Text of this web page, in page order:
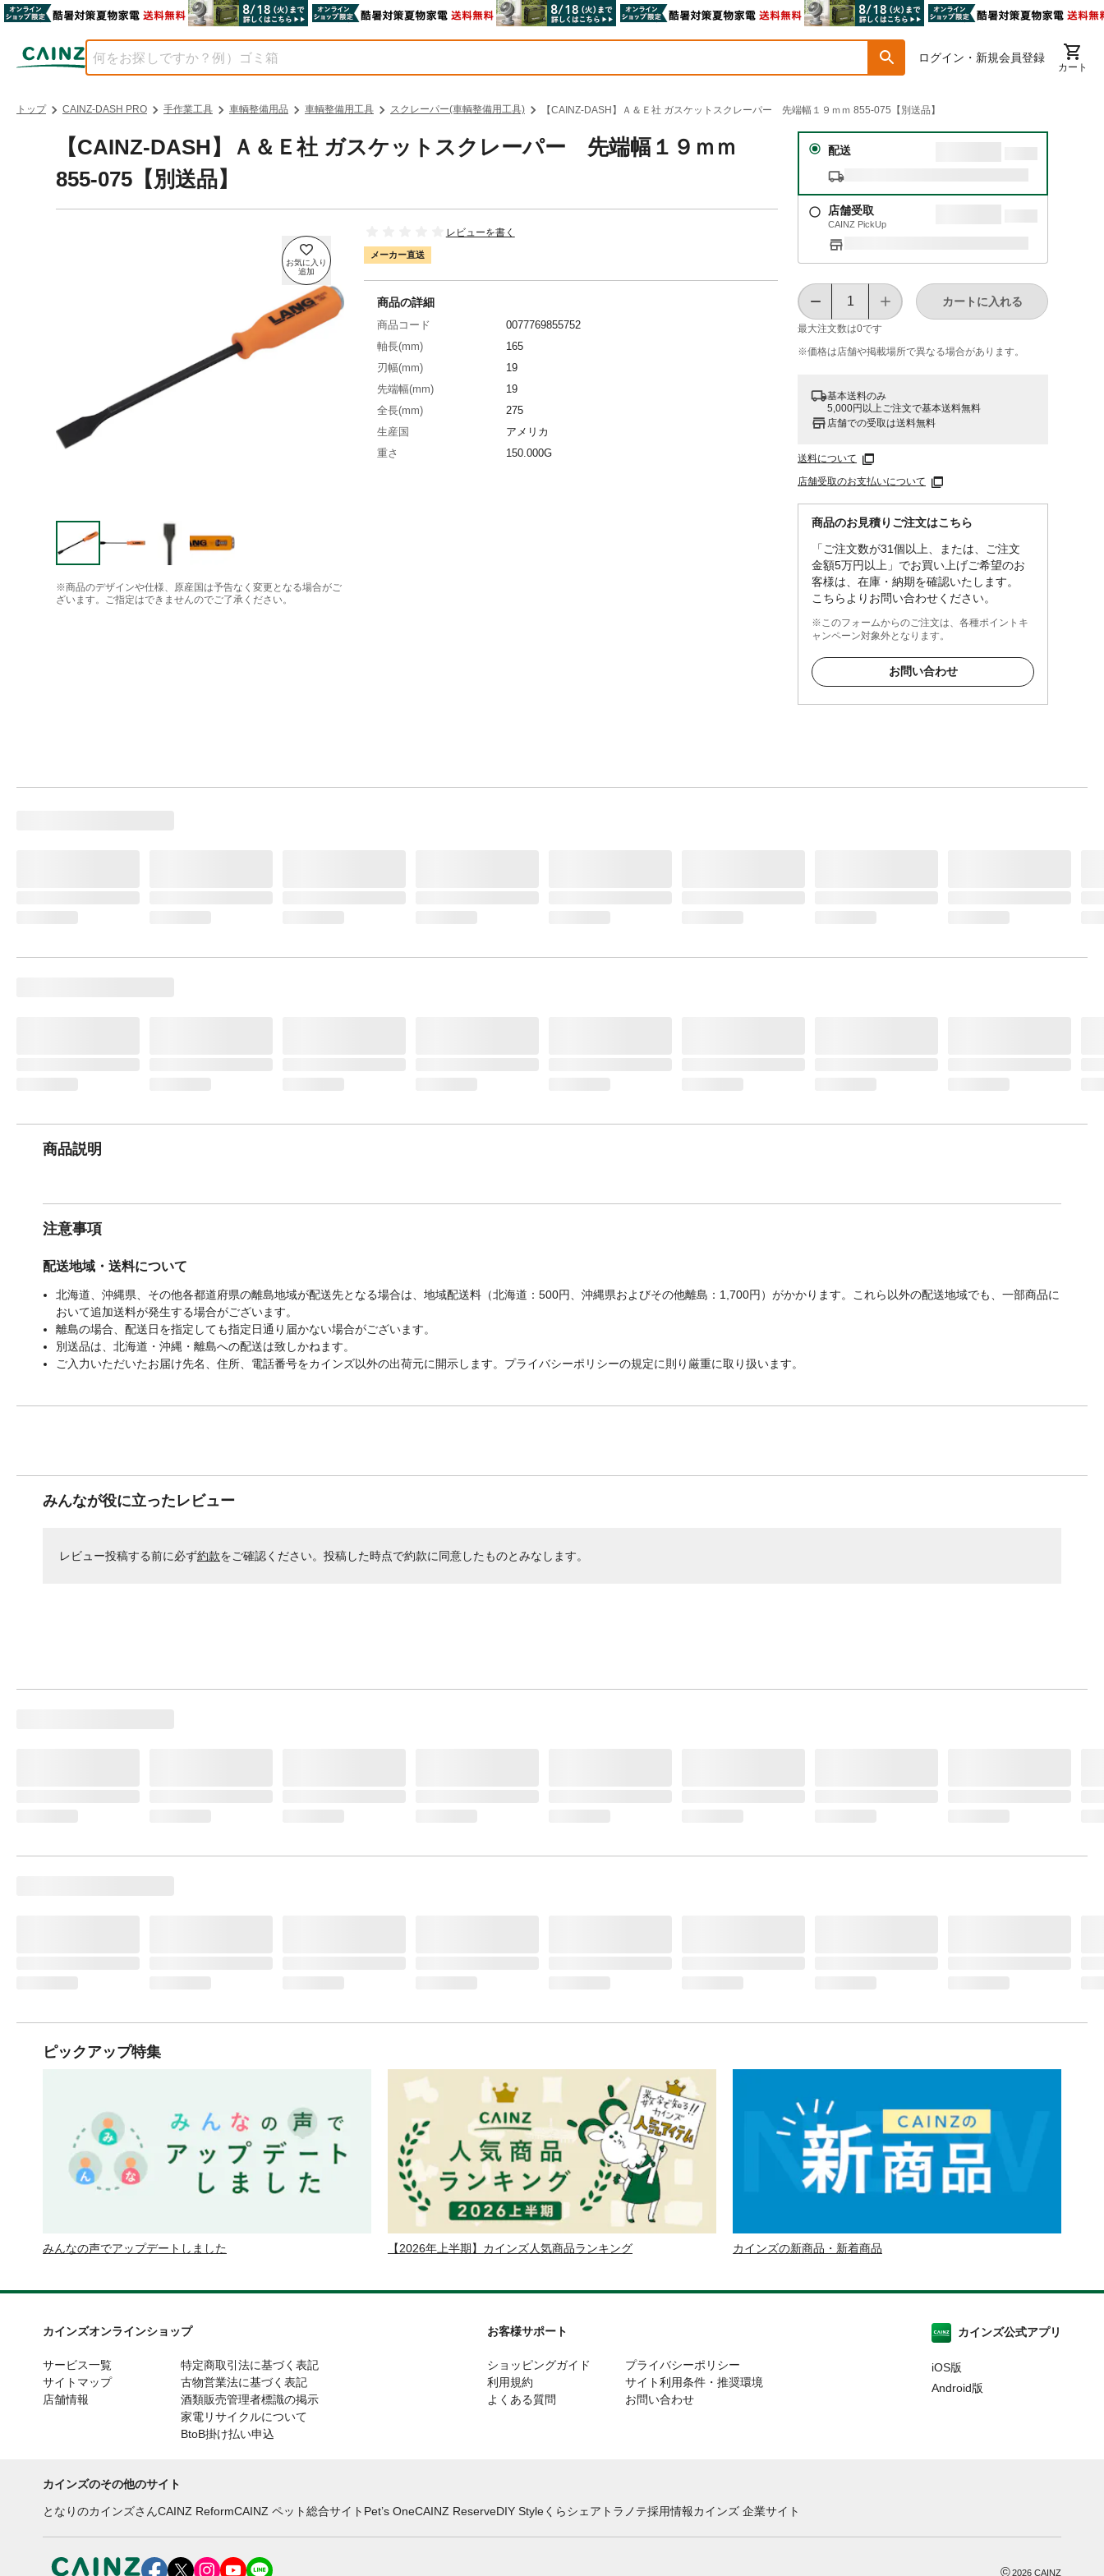
ログイン・新規会員登録
カート
トップ CAINZ-DASH PRO 手作業工具 車輌整備用品 車輌整備用工具 スクレーパー(車輌整備用工具) 【CAINZ-DASH】Ａ＆Ｅ社 ガスケットスクレーパー 先端幅１９ｍｍ 855-075【別送品】
【CAINZ-DASH】Ａ＆Ｅ社 ガスケットスクレーパー 先端幅１９ｍｍ
855-075【別送品】
※商品のデザインや仕様、原産国は予告なく変更となる場合がご
ざいます。ご指定はできませんのでご了承ください。
レビューを書く
メーカー直送
配送
店舗受取
CAINZ PickUp
最大注文数は0です
カートに入れる
※価格は​店舗や​掲載場所で​異なる​場合が​あります。
基本送料のみ
5,000円以上ご注文で基本送料無料
店舗での受取は送料無料
送料について
店舗受取のお支払いについて
商品のお見積りご注文はこちら
「ご注文数が31個以上、または、ご注文
金額5万円以上」でお買い上げご希望のお
客様は、在庫・納期を確認いたします。
こちらよりお問い合わせください。
※このフォームからのご注文は、各種ポイントキ
ャンペーン対象外となります。
お問い合わせ
商品の詳細
商品コード
0077769855752
軸長(mm)
165
刃幅(mm)
19
先端幅(mm)
19
全長(mm)
275
生産国
アメリカ
重さ
150.000G
商品説明
注意事項
配送地域・送料について
北海道、沖縄県、その他各都道府県の離島地域が配送先となる場合は、地域配送料（北海道：500円、沖縄県およびその他離島：1,700円）がかかります。これら以外の配送地域でも、一部商品に
おいて追加送料が発生する場合がございます。
離島の場合、配送日を指定しても指定日通り届かない場合がございます。
別送品は、北海道・沖縄・離島への配送は致しかねます。
ご入力いただいたお届け先名、住所、電話番号をカインズ以外の出荷元に開示します。プライバシーポリシーの規定に則り厳重に取り扱います。
みんなが役に立ったレビュー
レビュー投稿する前に必ず約款をご確認ください。投稿した時点で約款に同意したものとみなします。
ピックアップ特集
みんなの声でアップデートしました 【2026年上半期】カインズ人気商品ランキング カインズの新商品・新着商品
カインズオンラインショップ
サービス一覧
サイトマップ
店舗情報
特定商取引法に基づく表記
古物営業法に基づく表記
酒類販売管理者標識の掲示
家電リサイクルについて
BtoB掛け払い申込
お客様サポート
ショッピングガイド
利用規約
よくある質問
プライバシーポリシー
サイト利用条件・推奨環境
お問い合わせ
カインズ公式アプリ
iOS版
Android版
カインズのその他のサイト
となりのカインズさんCAINZ ReformCAINZ ペット総合サイト Pet’s OneCAINZ ReserveDIY Styleくらシェア トラノテ採用情報カインズ 企業サイト
©2026 CAINZ